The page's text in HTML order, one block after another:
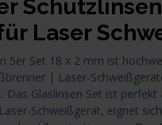
Laser
5er Set 18 x 2 mm ist
| Laser-
Das Glaslinsen Set ist
Schweißgerät, eignet